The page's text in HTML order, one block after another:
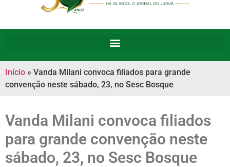
Início » Vanda Milani convoca filiados para grande
convenção neste sábado, 23, no Sesc Bosque
Vanda Milani convoca filiados
para grande convenção neste
sábado, 23, no Sesc Bosque